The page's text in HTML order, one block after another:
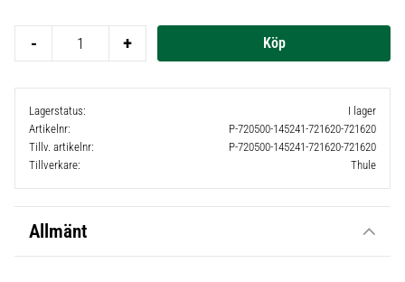
+
-
Lagerstatus
I lager
Artikelnr
P-720500-145241-721620-721620
Tillv. artikelnr
P-720500-145241-721620-721620
Tillverkare
Thule
Allmänt